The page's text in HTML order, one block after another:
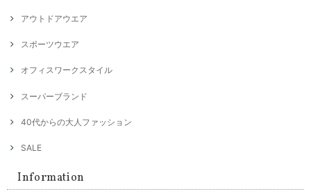
アウトドアウエア
スポーツウエア
オフィスワークスタイル
スーパーブランド
40代からの大人ファッション
SALE
Information